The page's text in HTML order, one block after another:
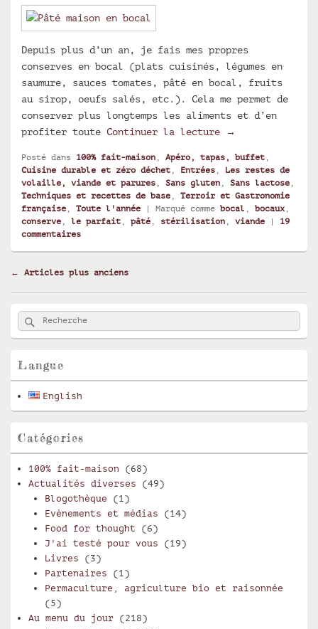
Depuis plus d’un an, je fais mes propres
conserves en bocal (plats cuisinés, légumes en
saumure, sauces tomates, pâté en bocal, fruits
au sirop, oeufs salés, etc.). Cela me permet de
conserver plus longtemps les aliments et d’en
profiter toute Continuer la lecture Pâté en bocal
→
Posté dans 100% fait-maison , Apéro, tapas, buffet ,
Cuisine durable et zéro déchet , Entrées , Les restes de
volaille, viande et parures , Sans gluten , Sans lactose ,
Techniques et recettes de base , Terroir et Gastronomie
française , Toute l'année | Marqué comme bocal , bocaux ,
conserve , le parfait , pâté , stérilisation , viande | 19
commentaires
Navigation
articles
← Articles plus anciens
Zone
principale
de
pour
latérale
Recherche :
Rechercher
Langue
English
Catégories
100% fait-maison (68)
Actualités diverses (49)
Blogothèque (1)
Evènements et médias (14)
Food for thought (6)
J'ai testé pour vous (19)
Livres (3)
Partenaires (1)
Permaculture, agriculture bio et raisonnée
(5)
Au menu du jour (218)